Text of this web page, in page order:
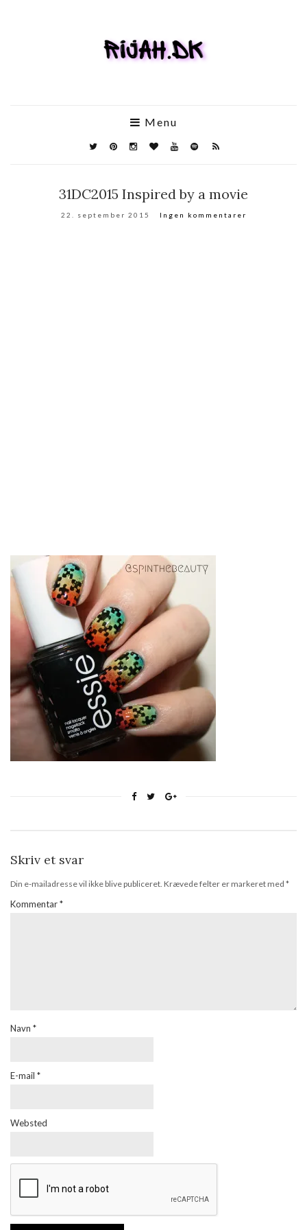
Menu
31DC2015 Inspired by a movie
22. september 2015 Ingen kommentarer
Skriv et svar
Din e-mailadresse vil ikke blive publiceret. Krævede felter er markeret med *
Kommentar*
Navn *
E-mail *
Websted